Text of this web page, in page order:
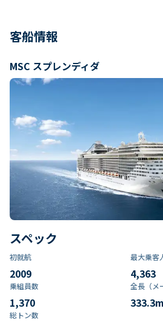
客船情報
MSC スプレンディダ
スペック
初就航
2009
最大乗客
4,363
乗組員数​
1,370
全長（メ
333.3m
総トン数​